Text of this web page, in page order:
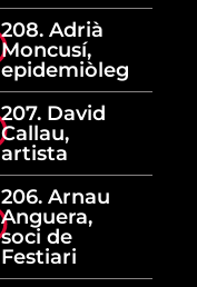
208. Adrià
Moncusí,
epidemiòleg
207. David
Callau,
artista
206. Arnau
Anguera,
soci de
Festiari